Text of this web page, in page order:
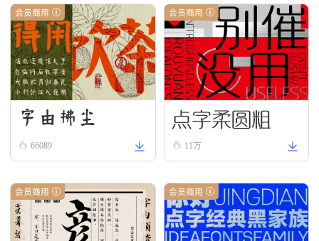
会员商用
字由拂尘
66089
会员商用
点字柔圆粗
11万
会员商用 会员商用